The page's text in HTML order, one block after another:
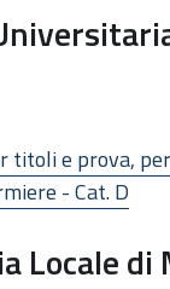
titoli e prova,
- Cat. D
Locale di